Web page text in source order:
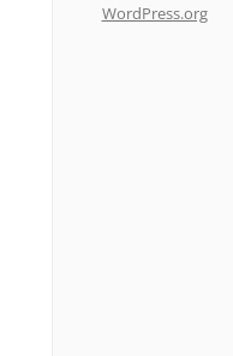
WordPress.org